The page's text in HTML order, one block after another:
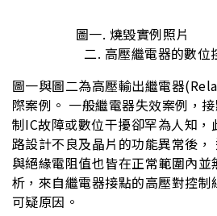
圖一. 燒毀實
二. 高壓繼電器的數位
圖一與圖二為高壓輸出繼電器
際案例。 一般繼電器失效案例，
制IC故障或數位干擾卻罕為人知，
路設計不良及晶片的功能異常後
與絕緣電阻值也皆在正常範圍內
析，來自繼電器接點的高壓對控
可疑原因。